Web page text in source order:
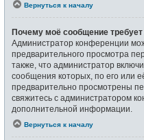
Вернуться к началу
Почему моё сообщение
Администратор конференции
предварительного просмотра
также, что администратор
сообщения которых, по его или
предварительно просмотрены
свяжитесь с администратором
дополнительной информации.
Вернуться к началу